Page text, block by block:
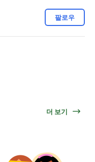
팔로우
더 보기